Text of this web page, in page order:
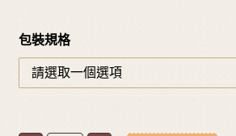
包裝規格